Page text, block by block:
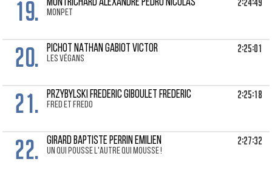
19. MONTRICHARD ALEXANDRE Pedro Nicolas
MonPet
2:24:49
20. PICHOT NATHAN Gabiot Victor
Les Végans
2:25:01
21. PRZYBYLSKI FREDERIC Giboulet Frederic
FRED ET FREDO
2:25:18
22. GIRARD BAPTISTE Perrin Emilien
Un qui pousse l'autre qui mousse !
2:27:32